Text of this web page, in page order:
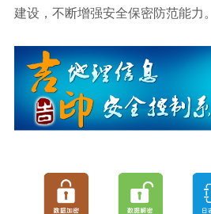
建设，不断增强安全保密防范能力。